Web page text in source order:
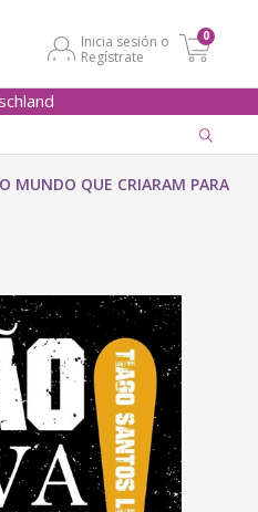
Inicia sesión o
Regístrate
0
MUNDO QUE CRIARAM PARA